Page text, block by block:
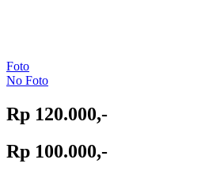
Foto
No Foto
Rp 120.000,-
Rp 100.000,-